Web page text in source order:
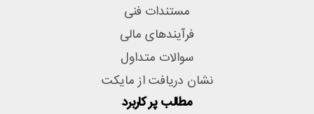
مستندات فنی
فرآیندهای مالی
سوالات متداول
نشان دریافت از مایکت
مطالب پر کاربرد